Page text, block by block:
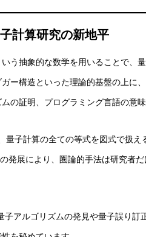
計算研究の新地平
う抽象的な数学を用いることで、
ー構造といった理論的基盤の上に
の証明、プログラミング言語の意
量子計算の全ての等式を図式で扱
発展により、圏論的手法は研究者
子アルゴリズムの発見や量子誤り